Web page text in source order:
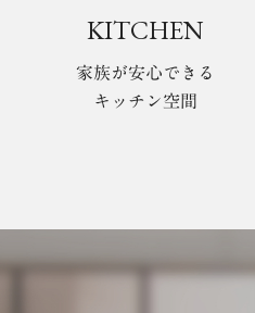
KITCHEN
家族が安心できる
キッチン空間